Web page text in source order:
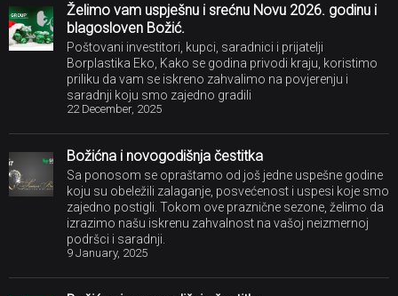
Želimo vam uspješnu i srećnu Novu 2026. godinu i
blagosloven Božić.
Poštovani investitori, kupci, saradnici i prijatelji
Borplastika Eko, Kako se godina privodi kraju, koristimo
priliku da vam se iskreno zahvalimo na povjerenju i
saradnji koju smo zajedno gradili
22 December, 2025
Božićna i novogodišnja čestitka
Sa ponosom se opraštamo od još jedne uspešne godine
koju su obeležili zalaganje, posvećenost i uspesi koje smo
zajedno postigli. Tokom ove praznične sezone, želimo da
izrazimo našu iskrenu zahvalnost na vašoj neizmernoj
podršci i saradnji.
9 January, 2025